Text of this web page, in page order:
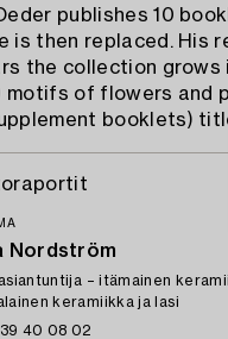
Oeder publishes 10
is then replaced. His
the collection grows
of flowers and
booklets)
Nordström
– itämainen
keramiikka ja lasi
40 08 02